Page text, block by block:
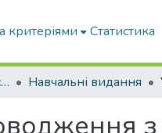
критеріями Статистика
Навчальні видання. Конспекти лекцій Навчальні видання